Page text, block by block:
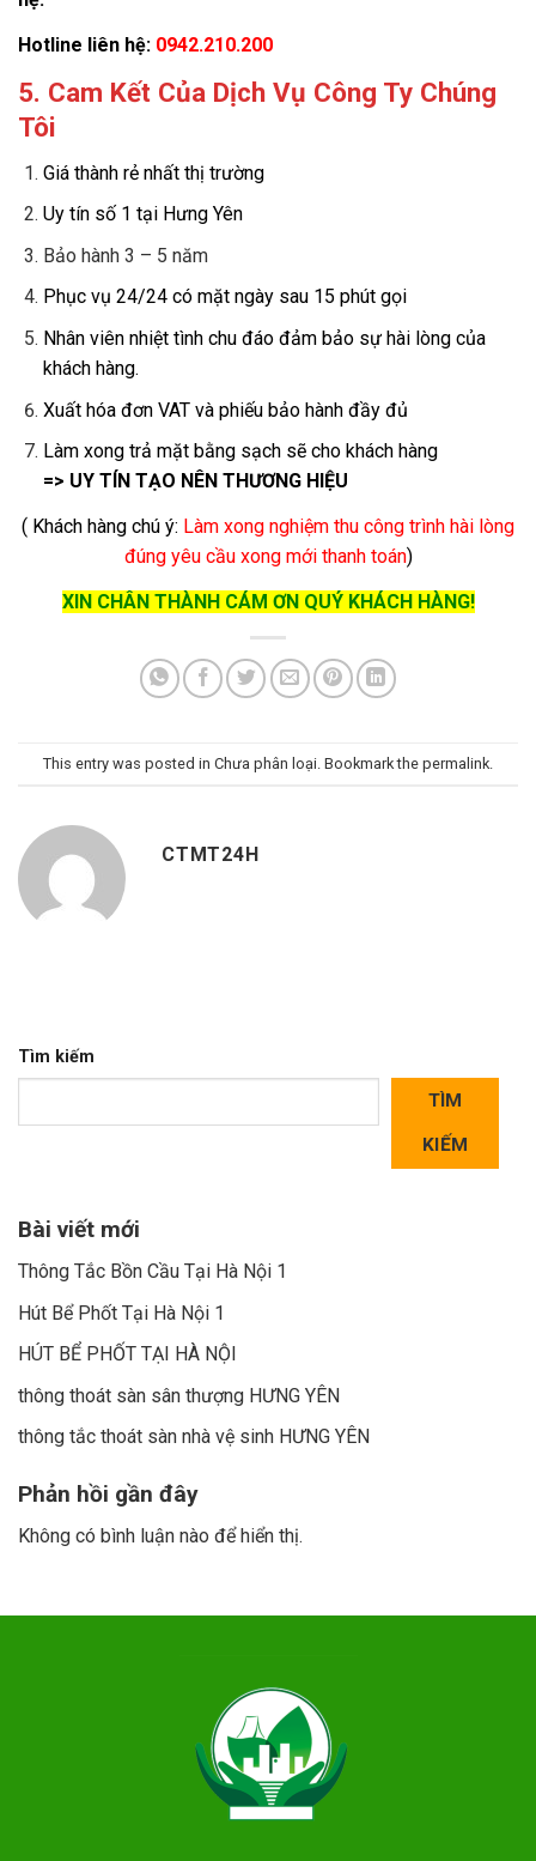
Hotline liên hệ: 0942.210.200
5. Cam Kết Của Dịch Vụ Công Ty Chúng
Tôi
Giá thành rẻ nhất thị trường
Uy tín số 1 tại Hưng Yên
Bảo hành 3 – 5 năm
Phục vụ 24/24 có mặt ngày sau 15 phút gọi
Nhân viên nhiệt tình chu đáo đảm bảo sự hài lòng của
khách hàng.
Xuất hóa đơn VAT và phiếu bảo hành đầy đủ
Làm xong trả mặt bằng sạch sẽ cho khách hàng
=> UY TÍN TẠO NÊN THƯƠNG HIỆU
( Khách hàng chú ý: Làm xong nghiệm thu công trình hài lòng
đúng yêu cầu xong mới thanh toán)
XIN CHÂN THÀNH CÁM ƠN QUÝ KHÁCH HÀNG!
This entry was posted in Chưa phân loại . Bookmark the permalink
CTMT24H
Tìm kiếm
TÌM
KIẾM
Bài viết mới
Thông Tắc Bồn Cầu Tại Hà Nội 1
Hút Bể Phốt Tại Hà Nội 1
HÚT BỂ PHỐT TẠI HÀ NỘI
thông thoát sàn sân thượng HƯNG YÊN
thông tắc thoát sàn nhà vệ sinh HƯNG YÊN
Phản hồi gần đây
Không có bình luận nào để hiển thị.